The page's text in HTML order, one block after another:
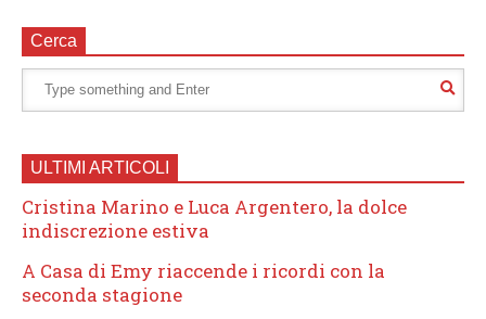
Cerca
ULTIMI ARTICOLI
Cristina Marino e Luca Argentero, la dolce
indiscrezione estiva
A Casa di Emy riaccende i ricordi con la
seconda stagione